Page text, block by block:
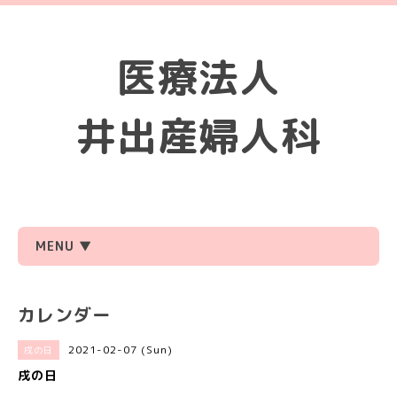
医療法人
井出産婦人科
MENU ▼
カレンダー
戌の日 2021-02-07 (Sun)
戌の日